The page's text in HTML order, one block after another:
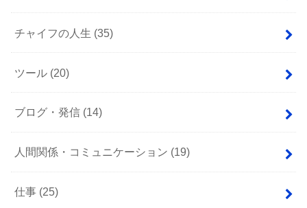
チャイフの人生 (35)
ツール (20)
ブログ・発信 (14)
人間関係・コミュニケーション (19)
仕事 (25)